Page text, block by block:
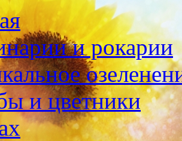
и рокарии
и цветники